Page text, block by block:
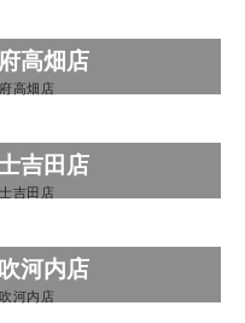
高畑店
吉田店
河内店